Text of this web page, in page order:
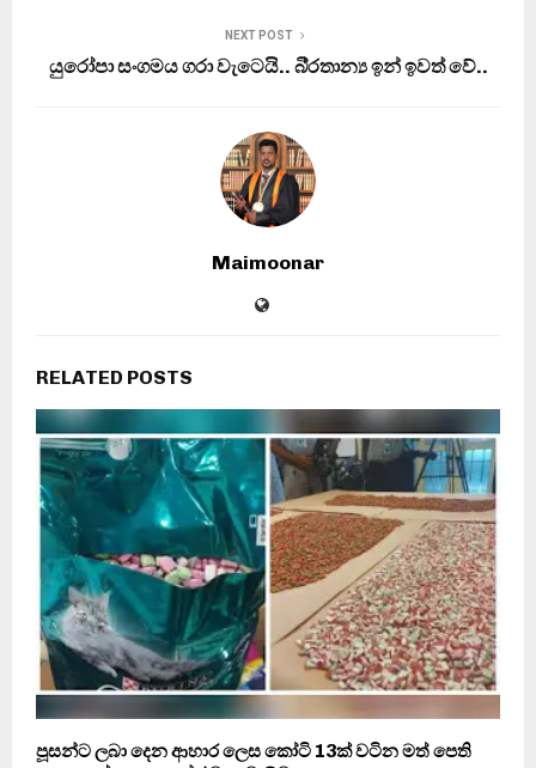
NEXT POST
යුරෝපා සංගමය ගරා වැටෙයි.. බි‍්‍රතාන්‍ය ඉන් ඉවත් වේ..
Maimoonar
RELATED POSTS
පූසන්ට ලබා දෙන ආහාර ලෙස කෝටි 13ක් වටින මත් පෙති